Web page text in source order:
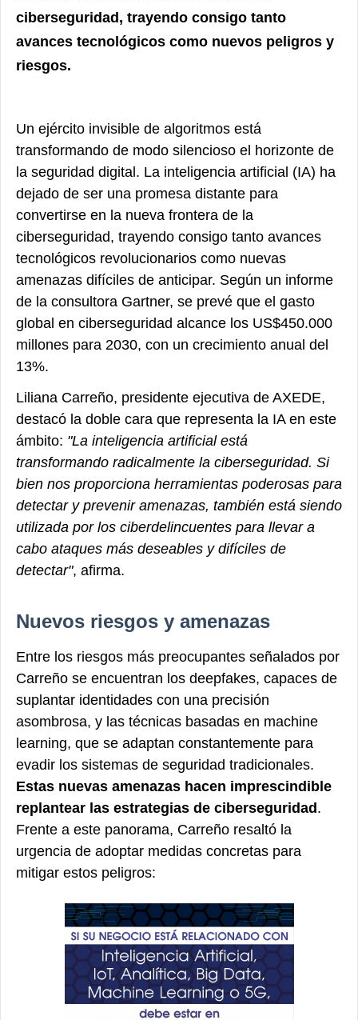
ciberseguridad, trayendo consigo tanto
avances tecnológicos como nuevos peligros y
riesgos.
Un ejército invisible de algoritmos está
transformando de modo silencioso el horizonte de
la seguridad digital. La inteligencia artificial (IA) ha
dejado de ser una promesa distante para
convertirse en la nueva frontera de la
ciberseguridad, trayendo consigo tanto avances
tecnológicos revolucionarios como nuevas
amenazas difíciles de anticipar. Según un informe
de la consultora Gartner, se prevé que el gasto
global en ciberseguridad alcance los US$450.000
millones para 2030, con un crecimiento anual del
13%.
Liliana Carreño, presidente ejecutiva de AXEDE,
destacó la doble cara que representa la IA en este
ámbito: "La inteligencia artificial está
transformando radicalmente la ciberseguridad. Si
bien nos proporciona herramientas poderosas para
detectar y prevenir amenazas, también está siendo
utilizada por los ciberdelincuentes para llevar a
cabo ataques más deseables y difíciles de
detectar", afirma.
Nuevos riesgos y amenazas
Entre los riesgos más preocupantes señalados por
Carreño se encuentran los deepfakes, capaces de
suplantar identidades con una precisión
asombrosa, y las técnicas basadas en machine
learning, que se adaptan constantemente para
evadir los sistemas de seguridad tradicionales.
Estas nuevas amenazas hacen imprescindible
replantear las estrategias de ciberseguridad .
Frente a este panorama, Carreño resaltó la
urgencia de adoptar medidas concretas para
mitigar estos peligros: